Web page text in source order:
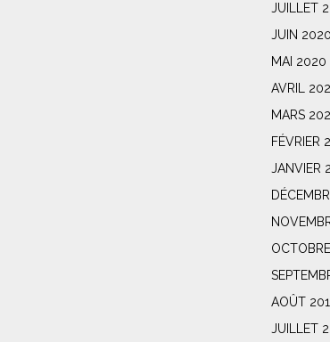
JUILLET
JUIN 2020
MAI 2020
AVRIL
MARS
FÉVRIER
JANVIER
AOÛT
JUILLET